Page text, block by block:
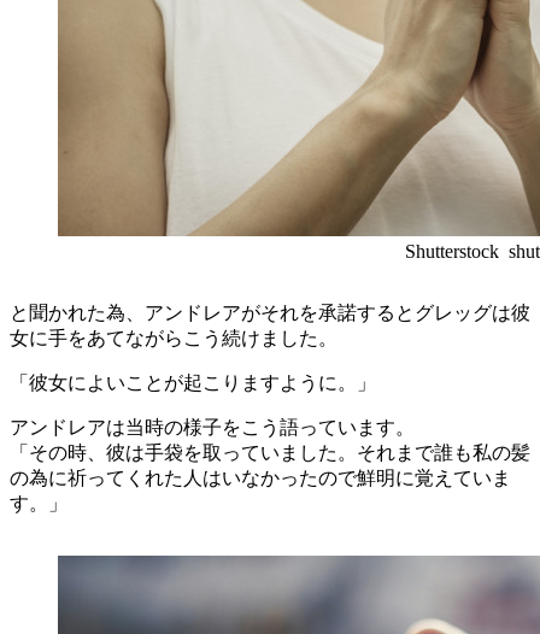
Shutterstock
と聞かれた為、アンドレアがそれを承諾するとグレッグは彼
女に手をあてながらこう続けました。
「彼女によいことが起こりますように。」
アンドレアは当時の様子をこう語っています。
「その時、彼は手袋を取っていました。それまで誰も私の髪
の為に祈ってくれた人はいなかったので鮮明に覚えていま
す。」